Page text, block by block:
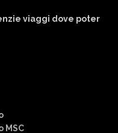
viaggi dove poter
MSC